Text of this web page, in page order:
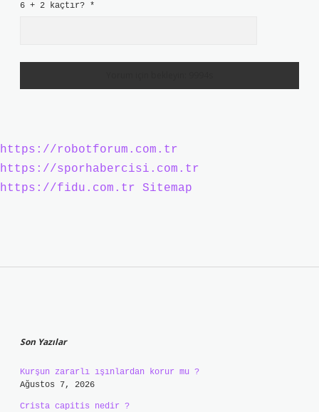
6 + 2 kaçtır? *
https://robotforum.com.tr
https://sporhabercisi.com.tr
https://fidu.com.tr
Sitemap
Son Yazılar
Kurşun zararlı ışınlardan korur mu ?
Ağustos 7, 2026
Crista capitis nedir ?